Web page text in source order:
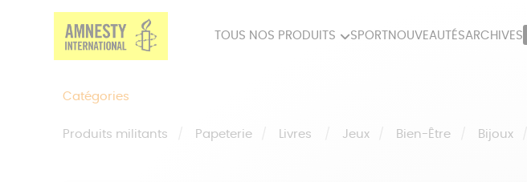
TOUS NOS PRODUITS SPORT NOUVEAUTÉSARCHIVES
Catégories
Produits militants Papeterie Livres Jeux Bien-Être Bijoux